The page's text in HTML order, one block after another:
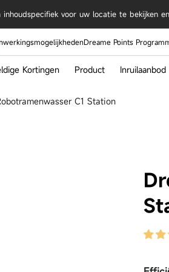
voor uw locatie te bekijken
Dreame Points
Kortingen Product
Complete Matrix10 Ultra
Inruilaanbod
C1 Station